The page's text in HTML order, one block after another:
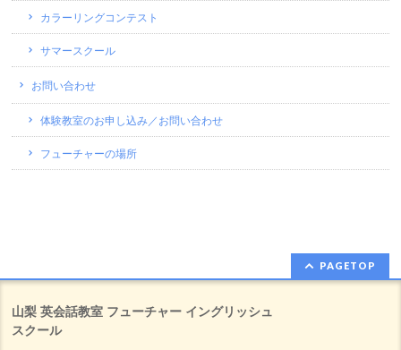
カラーリングコンテスト
サマースクール
お問い合わせ
体験教室のお申し込み／お問い合わせ
フューチャーの場所
PAGETOP
山梨 英会話教室 フューチャー イングリッシュ
スクール